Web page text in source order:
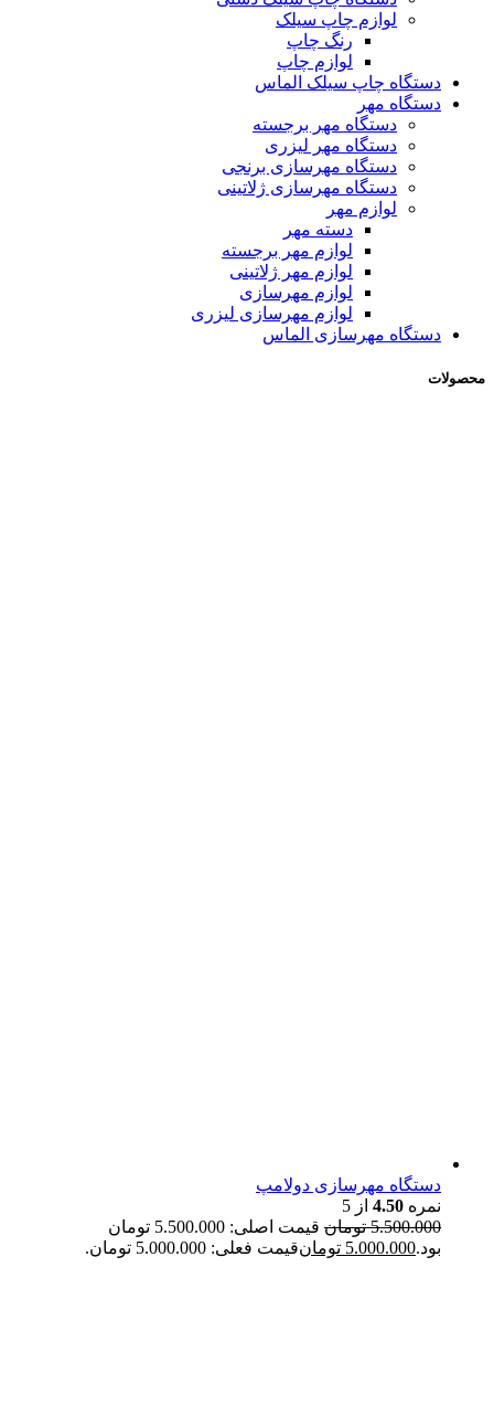
لوازم چاپ سیلک
رنگ چاپ
لوازم چاپ
دستگاه چاپ سیلک الماس
دستگاه مهر
دستگاه مهر برجسته
دستگاه مهر لیزری
دستگاه مهرسازی برنجی
دستگاه مهرسازی ژلاتینی
لوازم مهر
دسته مهر
لوازم مهر برجسته
لوازم مهر ژلاتینی
لوازم مهرسازی
لوازم مهرسازی لیزری
دستگاه مهرسازی الماس
محصولات
دستگاه مهرسازی دولامپ
نمره 4.50 از 5
5.500.000 تومان
قیمت اصلی: 5.500.000 تومان
بود.5.000.000 تومانقیمت فعلی: 5.000.000 تومان.